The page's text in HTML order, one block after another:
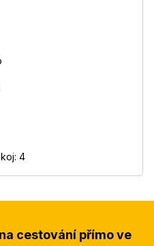
4
cestování přímo ve